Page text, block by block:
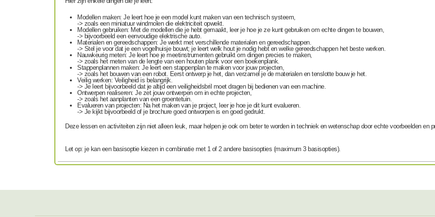
Modellen maken: Je leert hoe je een model kunt maken van een technisch systeem,
-> zoals een miniatuur windmolen die elektriciteit opwekt.
Modellen gebruiken: Met de modellen die je hebt gemaakt, leer je hoe je ze kunt gebruiken om echte dingen te bouwen,
-> bijvoorbeeld een eenvoudige elektrische auto.
Materialen en gereedschappen: Je werkt met verschillende materialen en gereedschappen.
-> Stel je voor dat je een vogelhuisje bouwt; je leert welk hout je nodig hebt en welke gereedschappen het beste werken.
Nauwkeurig meten: Je leert hoe je meetinstrumenten gebruikt om dingen precies te maken,
-> zoals het meten van de lengte van een houten plank voor een boekenplank.
Stappenplannen maken: Je leert een stappenplan te maken voor jouw projecten,
-> zoals het bouwen van een robot. Eerst ontwerp je het, dan verzamel je de materialen en tenslotte bouw je het.
Veilig werken: Veiligheid is belangrijk.
-> Je leert bijvoorbeeld dat je altijd een veiligheidsbril moet dragen bij bedienen van een machine.
Ontwerpen realiseren: Je zet jouw ontwerpen om in echte projecten,
-> zoals het aanplanten van een groentetuin.
Evalueren van projecten: Na het maken van je project, leer je hoe je dit kunt evalueren.
-> Je kijkt bijvoorbeeld of je brochure goed ontworpen is en goed gedrukt.
Deze lessen en activiteiten zijn niet alleen leuk, maar helpen je ook om beter te worden in techniek en wetenschap door echte voorbeelden en
Let op: je kan een basisoptie kiezen in combinatie met 1 of 2 andere basisopties (maximum 3 basisopties).